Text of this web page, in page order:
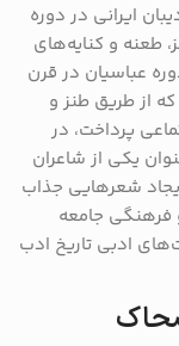
ایرانی در دوره
طعنه و کنایه‌های
عباسیان در قرن
از طریق طنز و
پرداخت، در
یکی از شاعران
شعرهایی جذاب
فرهنگی جامعه
ادبی تاریخ ادب